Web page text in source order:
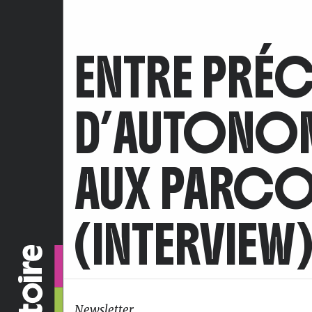
ENTRE
AUX